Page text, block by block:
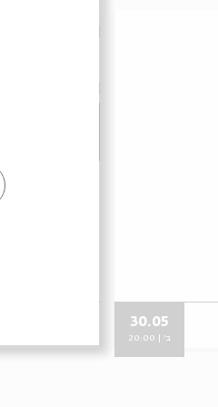
30.05
ב' | 20:00